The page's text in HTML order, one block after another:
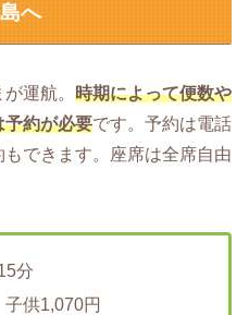
へ
運航。 時期によって便数や
予約が必要です。予約は電話
できます。座席は全席自由
分
供1,070円